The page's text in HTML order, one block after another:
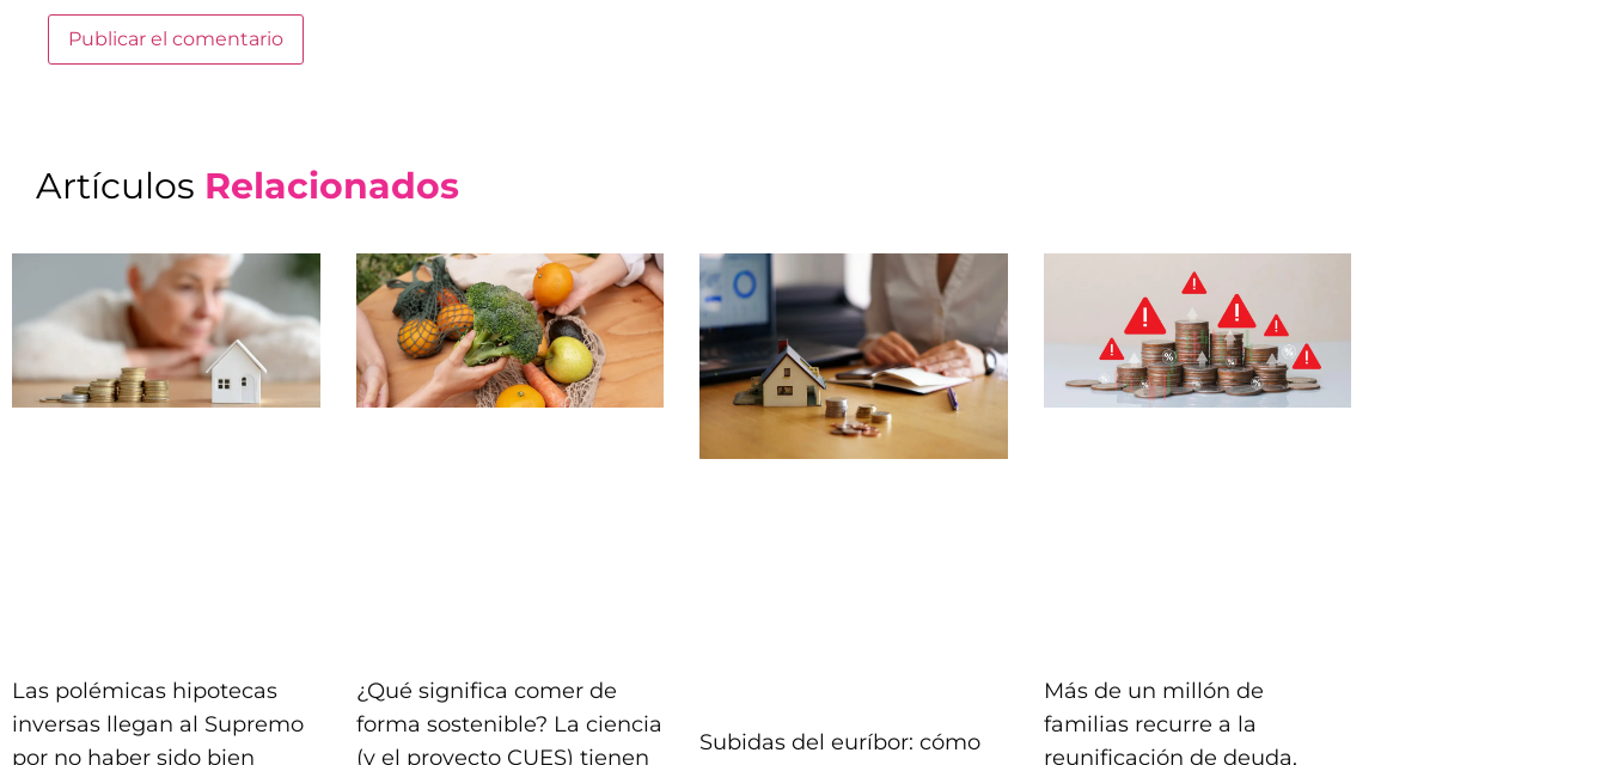
Artículos Relacionados
Las polémicas hipotecas
inversas llegan al Supremo
por no haber sido bien
¿Qué significa comer de
forma sostenible? La ciencia
(y el proyecto CUES) tienen
Subidas del euríbor: cómo
Más de un millón de
familias recurre a la
reunificación de deuda,